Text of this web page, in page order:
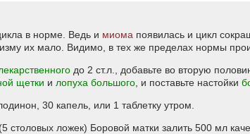
в норме. Ведь и миома появилась и цикл
их мало. Видимо, в тех же пределах нормы
до 2 ст.л., добавьте во вторую
щетки и лопуха большого , и поставьте настойки
30 капель, или 1 таблетку утром.
столовых ложек) Боровой матки залить 500 мл